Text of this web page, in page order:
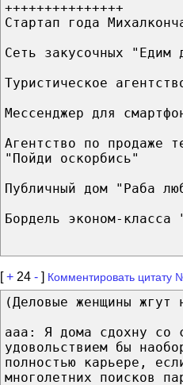
+++++++++++++++
Стартап года
Сеть закусочных "Едим
Туристическое
Мессенджер для
Агентство по продаже
"Пойди оскорбись"
Публичный дом "Раба
Бордель эконом-класса
[+ 24 - ] Комментировать цитату
(Деловые женщины жгут
aaa: Я дома сдохну со
удовольствием бы
полностью карьере,
многолетних поисков